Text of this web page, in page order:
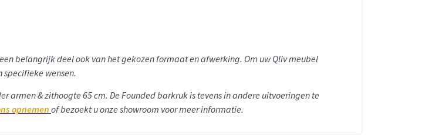
belangrijk deel ook van het gekozen formaat en afwerking. Om uw Qliv meubel
wensen.
armen & zithoogte 65 cm. De Founded barkrukis tevens in andere uitvoeringen te
opnemenof bezoekt u onze showroom voor meer informatie.